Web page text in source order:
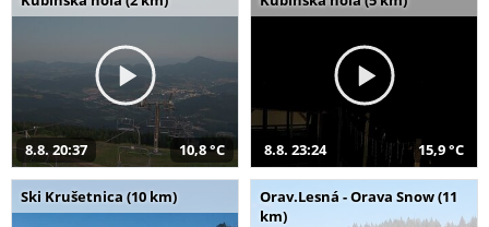
8.8. 20:37 10,8 °C 8.8. 23:24 15,9 °C
Ski Krušetnica (10 km)
Orav.Lesná - Orava Snow (11
km)